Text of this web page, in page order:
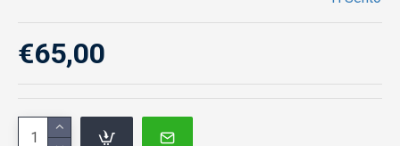
€65,00